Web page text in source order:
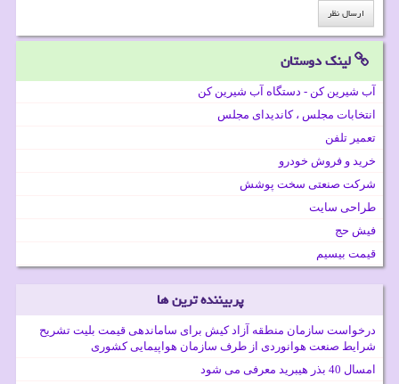
لینک دوستان
آب شیرین کن - دستگاه آب شیرین کن
انتخابات مجلس ، کاندیدای مجلس
تعمیر تلفن
خرید و فروش خودرو
شرکت صنعتی سخت پوشش
طراحی سایت
فیش حج
قیمت بیسیم
پربیننده ترین ها
درخواست سازمان منطقه آزاد کیش برای ساماندهی قیمت بلیت تشریح
شرایط صنعت هوانوردی از طرف سازمان هواپیمایی کشوری
امسال 40 بذر هیبرید معرفی می شود